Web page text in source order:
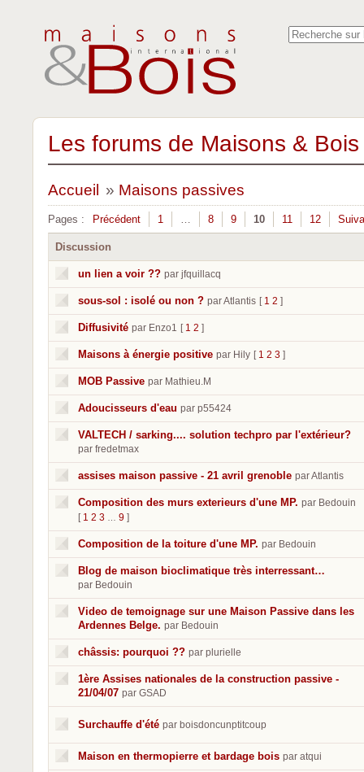
Les forums de Maisons &
Accueil » Maisons passives
Pages : Précédent 1 … 8 9 10 11 12
Discussion
un lien a voir ?? par jfquillacq
sous-sol : isolé ou non ? par Atlantis [ 1 2 ]
Diffusivité par Enzo1 [ 1 2 ]
Maisons à énergie positive par Hily [ 1 2 3 ]
MOB Passive par Mathieu.M
Adoucisseurs d'eau par p55424
VALTECH / sarking.... solution techpro par l'extérieur?
par fredetmax
assises maison passive - 21 avril grenoble par Atlantis
Composition des murs exterieurs d'une MP. par Bedouin
[ 1 2 3 9 ]
Composition de la toiture d'une MP. par Bedouin
Blog de maison bioclimatique très interressant…
par Bedouin
Video de temoignage sur une Maison Passive dans les
Ardennes Belge. par Bedouin
châssis: pourquoi ?? par plurielle
1ère Assises nationales de la construction passive -
21/04/07 par GSAD
Surchauffe d'été par boisdoncunptitcoup
Maison en thermopierre et bardage bois par atqui